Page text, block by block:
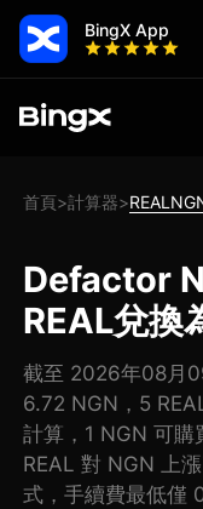
BingX App
首頁>計算器>
Defactor
REAL兌換
截至 2026年08月
6.72 NGN，5
計算，1 NGN 可購
REAL 對 NGN 上
式，手續費最低僅